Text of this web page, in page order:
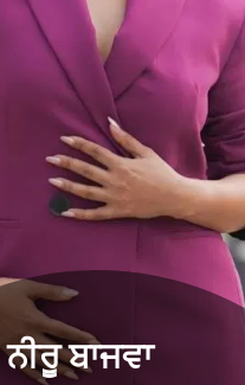
ਨੀਰੂ ਬਾਜਵਾ